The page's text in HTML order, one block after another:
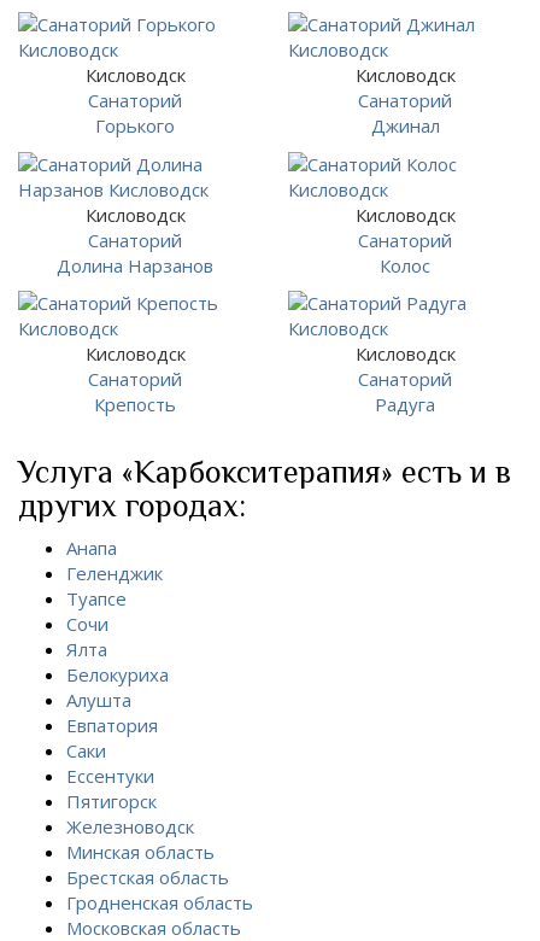
Кисловодск
Санаторий
Горького
Кисловодск
Санаторий
Джинал
Кисловодск
Санаторий
Долина Нарзанов
Кисловодск
Санаторий
Колос
Кисловодск
Санаторий
Крепость
Кисловодск
Санаторий
Радуга
Услуга «Карбокситерапия» есть и в
других городах:
Анапа
Геленджик
Туапсе
Сочи
Ялта
Белокуриха
Алушта
Евпатория
Саки
Ессентуки
Пятигорск
Железноводск
Минская область
Брестская область
Гродненская область
Московская область